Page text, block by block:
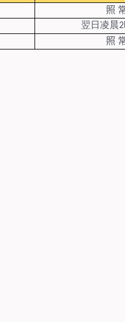
照
翌日凌晨2
照